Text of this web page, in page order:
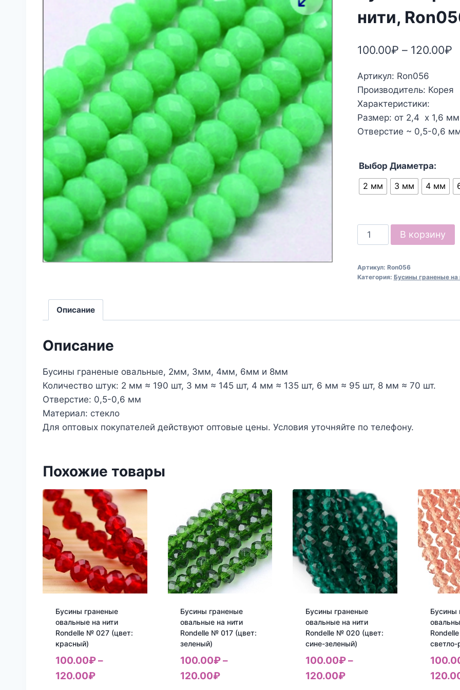
нити,
100.00₽ – 120.00₽
Артикул: Ron056
Производитель: Корея
Характеристики:
Размер: от 2,4 х 1,6
Отверстие ~ 0,5-0,6
Выбор Диаметра:
2 мм
3 мм 4 мм
Количество
товара
граненые
В корзину
Артикул: Ron056
Категория: Бусины граненые
Описание
Описание
Бусины граненые овальные, 2мм, 3мм, 4мм, 6мм и 8мм
Количество штук: 2 мм ≈ 190 шт, 3 мм ≈ 145 шт, 4 мм ≈ 135 шт, 6 мм ≈ 95 шт, 8 мм ≈ 70 шт.
Отверстие: 0,5-0,6 мм
Материал: стекло
Для оптовых покупателей действуют оптовые цены. Условия уточняйте по телефону.
Похожие товары
Бусины граненые
овальные на нити
Rondelle № 027 (цвет:
красный)
100.00₽–
120.00₽
Бусины граненые
овальные на нити
Rondelle № 017 (цвет:
зеленый)
100.00₽–
120.00₽
Бусины граненые
овальные на нити
Rondelle № 020 (цвет:
сине-зеленый)
100.00₽–
120.00₽
Бусины
светло-